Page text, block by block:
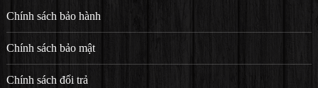
Chính sách bảo hành
Chính sách bảo mật
Chính sách đổi trả